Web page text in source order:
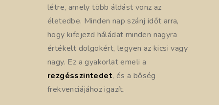
létre, amely több áldást vonz az
életedbe. Minden nap szánj időt arra,
hogy kifejezd háládat minden nagyra
értékelt dolgokért, legyen az kicsi vagy
nagy. Ez a gyakorlat emeli a
rezgésszintedet, és a bőség
frekvenciájához igazít.